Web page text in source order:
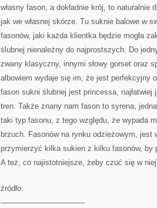
własny fason, a dokładnie krój, to
jak we własnej skórze. Tu suknie balowe w
fasonów, jaki każda klientka będzie mogła
ślubnej nienależny do najprostszych. Do
zwany klasyczny, innymi słowy gorset oraz
albowiem wydaje się im, że jest perfekcyjny
fason sukni ślubnej jest princessa,
tren. Także znany nam fason to syrena,
taki typ fasonu, z tego względu, że wypada
brzuch. Fasonów na rynku odzieżowym, jest
przymierzyć kilka sukien z kilku fasonów, by
A też, co najistotniejsze, żeby czuć się w niej
źródło:
———————————